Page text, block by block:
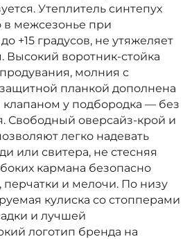
Утеплитель синтепух
в межсезонье при
+15 градусов, не утяжеляет
Высокий воротник-стойка
молния с
планкой дополнена
у подбородка — без
Свободный оверсайз-крой и
легко надевать
или свитера, не стесняя
кармана безопасно
и мелочи. По низу
кулиска со стопперами
и лучшей
логотип бренда на